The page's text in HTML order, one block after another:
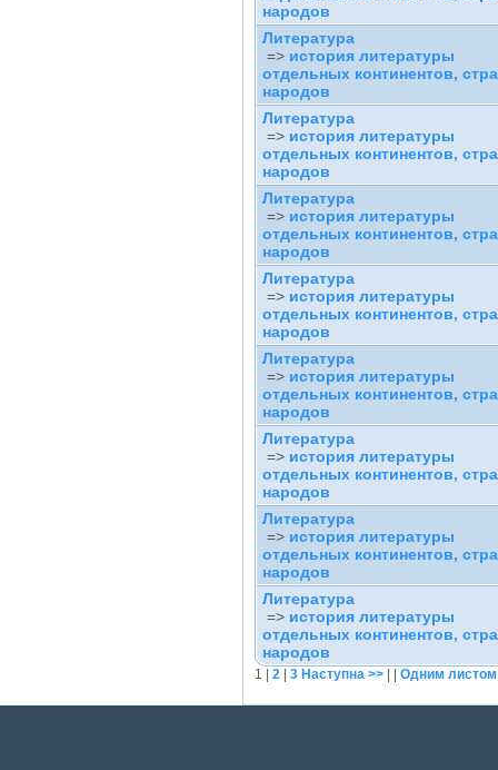
народов
Литература
=> история литературы
отдельных континентов,
народов
Литература
=> история литературы
отдельных континентов,
народов
Литература
=> история литературы
отдельных континентов,
народов
Литература
=> история литературы
отдельных континентов,
народов
Литература
=> история литературы
отдельных континентов,
народов
Литература
=> история литературы
отдельных континентов,
народов
Литература
=> история литературы
отдельных континентов,
народов
Литература
=> история литературы
отдельных континентов,
народов
1 2| 3 Наступна >>| | Одним листом